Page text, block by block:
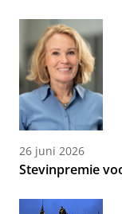
26 juni 2026
Stevinpremie